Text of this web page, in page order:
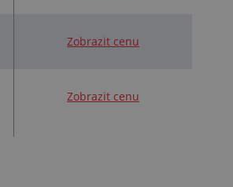
Zobrazit cenu
Zobrazit cenu